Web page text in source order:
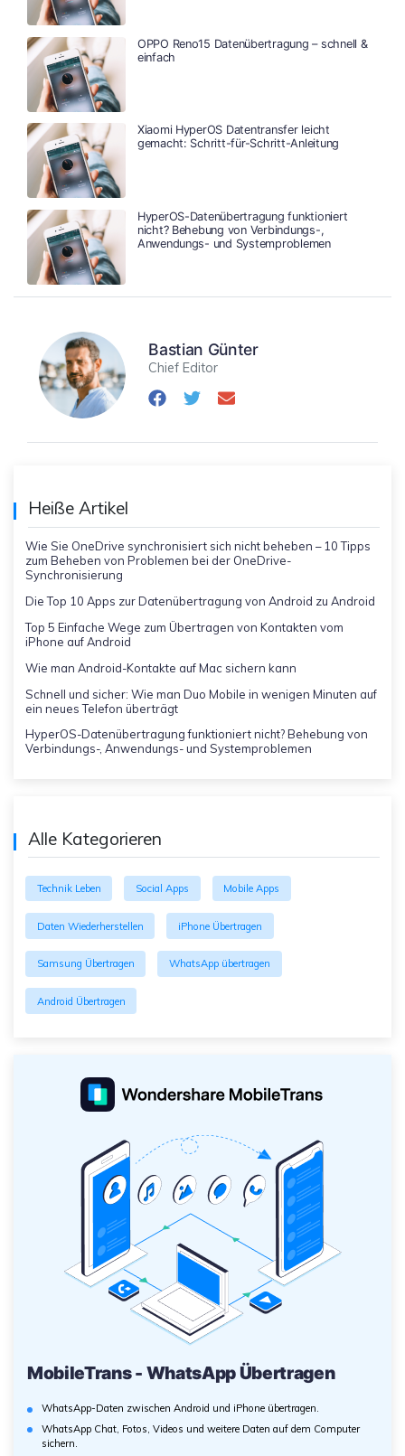
OPPO Reno15 Datenübertragung – schnell &
einfach
Xiaomi HyperOS Datentransfer leicht
gemacht: Schritt-für-Schritt-Anleitung
HyperOS-Datenübertragung funktioniert
nicht? Behebung von Verbindungs-,
Anwendungs- und Systemproblemen
Bastian Günter
Chief Editor
Heiße Artikel
Wie Sie OneDrive synchronisiert sich nicht beheben – 10 Tipps
zum Beheben von Problemen bei der OneDrive-
Synchronisierung
Die Top 10 Apps zur Datenübertragung von Android zu Android
Top 5 Einfache Wege zum Übertragen von Kontakten vom
iPhone auf Android
Wie man Android-Kontakte auf Mac sichern kann
Schnell und sicher: Wie man Duo Mobile in wenigen Minuten auf
ein neues Telefon überträgt
HyperOS-Datenübertragung funktioniert nicht? Behebung von
Verbindungs-, Anwendungs- und Systemproblemen
Alle Kategorieren
Technik Leben Social Apps Mobile Apps
Daten Wiederherstellen iPhone Übertragen
Samsung Übertragen WhatsApp übertragen
Android Übertragen
MobileTrans - WhatsApp Übertragen
WhatsApp-Daten zwischen Android und iPhone übertragen.
WhatsApp Chat, Fotos, Videos und weitere Daten auf dem Computer
sichern.